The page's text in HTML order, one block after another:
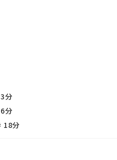
分
分
18分
とで、京王線の軽快なアクセスを日
へもスピーディーに出やすい立地で
ら新宿まで約10分でアクセスしやす
まで軽快に動きやすい環境が整いま
月1日撮影